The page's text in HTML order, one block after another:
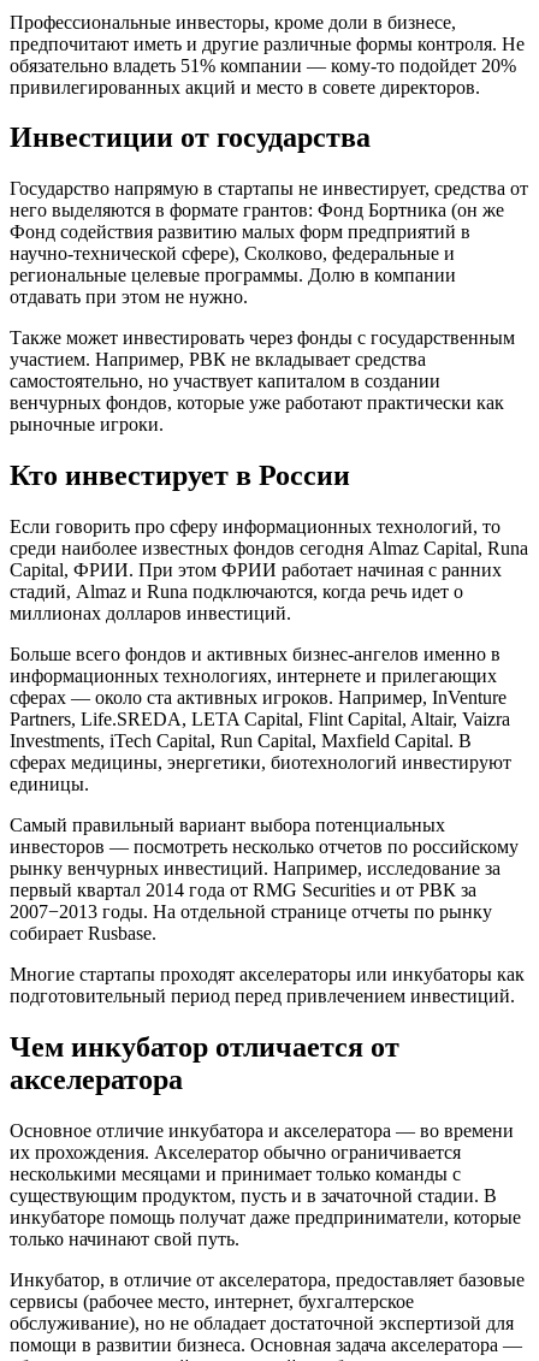
Профессиональные инвесторы, кроме доли в бизнесе,
предпочитают иметь и другие различные формы контроля. Не
обязательно владеть 51% компании — кому-то подойдет 20%
привилегированных акций и место в совете директоров.
Инвестиции от государства
Государство напрямую в стартапы не инвестирует, средства от
него выделяются в формате грантов: Фонд Бортника (он же
Фонд содействия развитию малых форм предприятий в
научно-технической сфере), Сколково, федеральные и
региональные целевые программы. Долю в компании
отдавать при этом не нужно.
Также может инвестировать через фонды с государственным
участием. Например, РВК не вкладывает средства
самостоятельно, но участвует капиталом в создании
венчурных фондов, которые уже работают практически как
рыночные игроки.
Кто инвестирует в России
Если говорить про сферу информационных технологий, то
среди наиболее известных фондов сегодня Almaz Capital, Runa
Capital, ФРИИ. При этом ФРИИ работает начиная с ранних
стадий, Almaz и Runa подключаются, когда речь идет о
миллионах долларов инвестиций.
Больше всего фондов и активных бизнес-ангелов именно в
информационных технологиях, интернете и прилегающих
сферах — около ста активных игроков. Например, InVenture
Partners, Life.SREDA, LETA Capital, Flint Capital, Altair, Vaizra
Investments, iTech Capital, Run Capital, Maxfield Capital. В
сферах медицины, энергетики, биотехнологий инвестируют
единицы.
Самый правильный вариант выбора потенциальных
инвесторов — посмотреть несколько отчетов по российскому
рынку венчурных инвестиций. Например, исследование за
первый квартал 2014 года от RMG Securities и от РВК за
2007−2013 годы. На отдельной странице отчеты по рынку
собирает Rusbase.
Многие стартапы проходят акселераторы или инкубаторы как
подготовительный период перед привлечением инвестиций.
Чем инкубатор отличается от
акселератора
Основное отличие инкубатора и акселератора — во времени
их прохождения. Акселератор обычно ограничивается
несколькими месяцами и принимает только команды с
существующим продуктом, пусть и в зачаточной стадии. В
инкубаторе помощь получат даже предприниматели, которые
только начинают свой путь.
Инкубатор, в отличие от акселератора, предоставляет базовые
сервисы (рабочее место, интернет, бухгалтерское
обслуживание), но не обладает достаточной экспертизой для
помощи в развитии бизнеса. Основная задача акселератора —